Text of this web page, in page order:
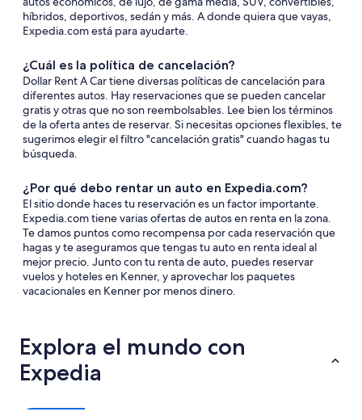
híbridos, deportivos, sedán y más. A donde quiera que vayas,
Expedia.com está para ayudarte.
¿Cuál es la política de cancelación?
Dollar Rent A Car tiene diversas políticas de cancelación para
diferentes autos. Hay reservaciones que se pueden cancelar
gratis y otras que no son reembolsables. Lee bien los términos
de la oferta antes de reservar. Si necesitas opciones flexibles, te
sugerimos elegir el filtro "cancelación gratis" cuando hagas tu
búsqueda.
¿Por qué debo rentar un auto en Expedia.com?
El sitio donde haces tu reservación es un factor importante.
Expedia.com tiene varias ofertas de autos en renta en la zona.
Te damos puntos como recompensa por cada reservación que
hagas y te aseguramos que tengas tu auto en renta ideal al
mejor precio. Junto con tu renta de auto, puedes reservar
vuelos y hoteles en Kenner, y aprovechar los paquetes
vacacionales en Kenner por menos dinero.
Explora el mundo con
Expedia